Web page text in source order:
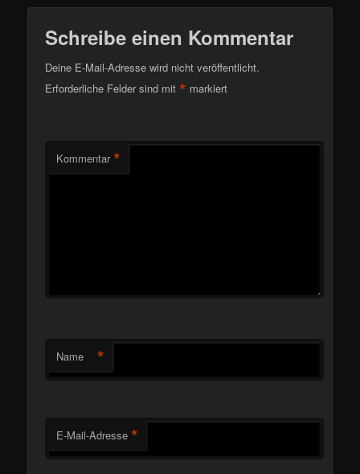
Schreibe einen Kommentar
Deine E-Mail-Adresse wird nicht veröffentlicht.
Erforderliche Felder sind mit* markiert
Kommentar *
Name *
E-Mail-Adresse *